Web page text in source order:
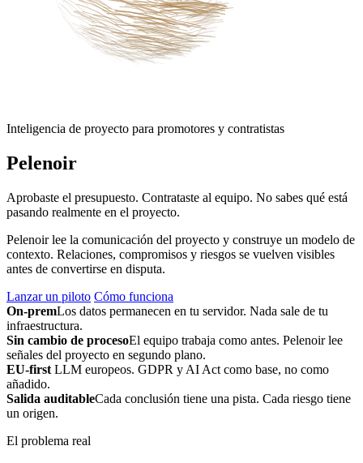
Inteligencia de proyecto para promotores y contratistas
Pelenoir
Aprobaste el presupuesto. Contrataste al equipo. No sabes qué está
pasando realmente en el proyecto.
Pelenoir lee la comunicación del proyecto y construye un modelo de
contexto. Relaciones, compromisos y riesgos se vuelven visibles
antes de convertirse en disputa.
Lanzar un piloto Cómo funciona
On-premLos datos permanecen en tu servidor. Nada sale de tu
infraestructura.
Sin cambio de procesoEl equipo trabaja como antes. Pelenoir lee
señales del proyecto en segundo plano.
EU-first LLM europeos. GDPR y AI Act como base, no como
añadido.
Salida auditableCada conclusión tiene una pista. Cada riesgo tiene
un origen.
El problema real